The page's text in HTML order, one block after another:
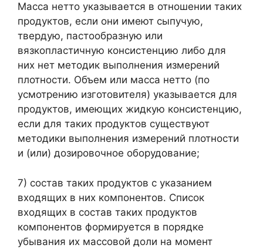
Масса нетто указывается в отношении таких
продуктов, если они имеют сыпучую,
твердую, пастообразную или
вязкопластичную консистенцию либо для
них нет методик выполнения измерений
плотности. Объем или масса нетто (по
усмотрению изготовителя) указывается для
продуктов, имеющих жидкую консистенцию,
если для таких продуктов существуют
методики выполнения измерений плотности
и (или) дозировочное оборудование;
7) состав таких продуктов с указанием
входящих в них компонентов. Список
входящих в состав таких продуктов
компонентов формируется в порядке
убывания их массовой доли на момент